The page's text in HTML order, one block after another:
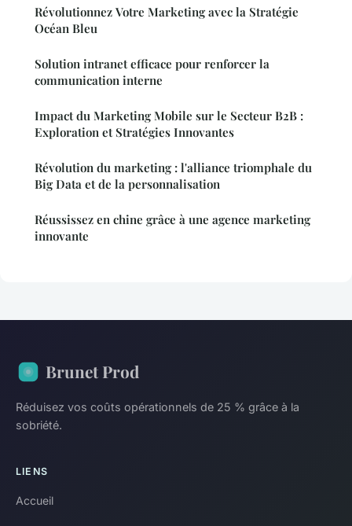
Révolutionnez Votre Marketing avec la Stratégie
Océan Bleu
Solution intranet efficace pour renforcer la
communication interne
Impact du Marketing Mobile sur le Secteur B2B :
Exploration et Stratégies Innovantes
Révolution du marketing : l'alliance triomphale du
Big Data et de la personnalisation
Réussissez en chine grâce à une agence marketing
innovante
Brunet Prod
Réduisez vos coûts opérationnels de 25 % grâce à la
sobriété.
LIENS
Accueil